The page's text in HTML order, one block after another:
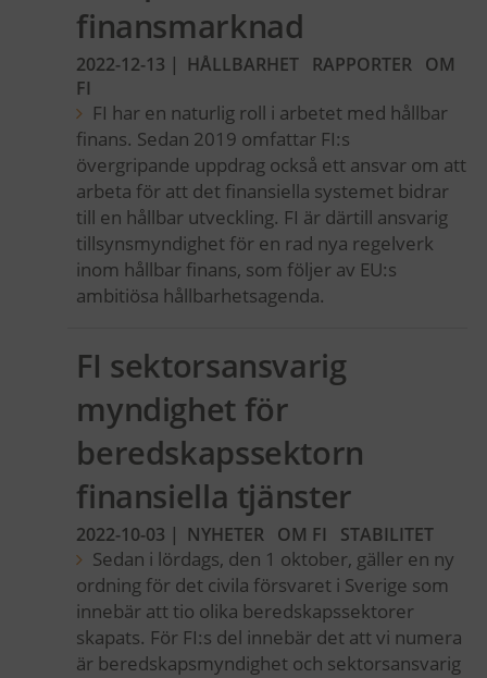
finansmarknad
2022-12-13 | HÅLLBARHET RAPPORTER OM
FI
FI har en naturlig roll i arbetet med hållbar
finans. Sedan 2019 omfattar FI:s
övergripande uppdrag också ett ansvar om att
arbeta för att det finansiella systemet bidrar
till en hållbar utveckling. FI är därtill ansvarig
tillsynsmyndighet för en rad nya regelverk
inom hållbar finans, som följer av EU:s
ambitiösa hållbarhetsagenda.
FI sektorsansvarig
myndighet för
beredskapssektorn
finansiella tjänster
2022-10-03 | NYHETER OM FI STABILITET
Sedan i lördags, den 1 oktober, gäller en ny
ordning för det civila försvaret i Sverige som
innebär att tio olika beredskapssektorer
skapats. För FI:s del innebär det att vi numera
är beredskapsmyndighet och sektorsansvarig